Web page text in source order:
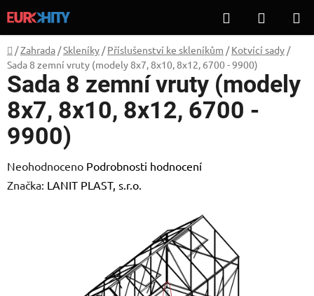
na
obsah
Hledat
KOŠÍK
Domů
/Zahrada /Skleníky / Příslušenství ke skleníkům / Kotvící sady /
Sada 8 zemní vruty (modely 8x7, 8x10, 8x12, 6700 - 9900)
Sada 8 zemní vruty (modely
8x7, 8x10, 8x12, 6700 -
9900)
Průměrné
hodnocení
Neohodnoceno Podrobnosti hodnocení
Značka: LANIT PLAST, s.r.o.